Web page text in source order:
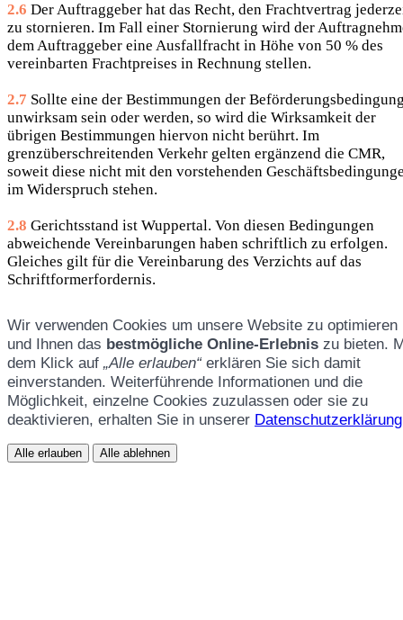
2.6 Der Auftraggeber hat das Recht, den Frachtvertrag
zu stornieren. Im Fall einer Stornierung wird der
dem Auftraggeber eine Ausfallfracht in Höhe von 50 % des
vereinbarten Frachtpreises in Rechnung stellen.
2.7 Sollte eine der Bestimmungen der
unwirksam sein oder werden, so wird die Wirksamkeit der
übrigen Bestimmungen hiervon nicht berührt. Im
grenzüberschreitenden Verkehr gelten ergänzend die CMR,
soweit diese nicht mit den vorstehenden
im Widerspruch stehen.
2.8 Gerichtsstand ist Wuppertal. Von diesen Bedingungen
abweichende Vereinbarungen haben schriftlich zu erfolgen.
Gleiches gilt für die Vereinbarung des Verzichts auf das
Schriftformerfordernis.
Wir verwenden Cookies um unsere Website zu optimieren
und Ihnen das bestmögliche Online-Erlebnis zu bieten.
dem Klick auf „Alle erlauben“ erklären Sie sich damit
einverstanden. Weiterführende Informationen und die
Möglichkeit, einzelne Cookies zuzulassen oder sie zu
deaktivieren, erhalten Sie in unserer Datenschutzerklärung
Alle erlauben Alle ablehnen